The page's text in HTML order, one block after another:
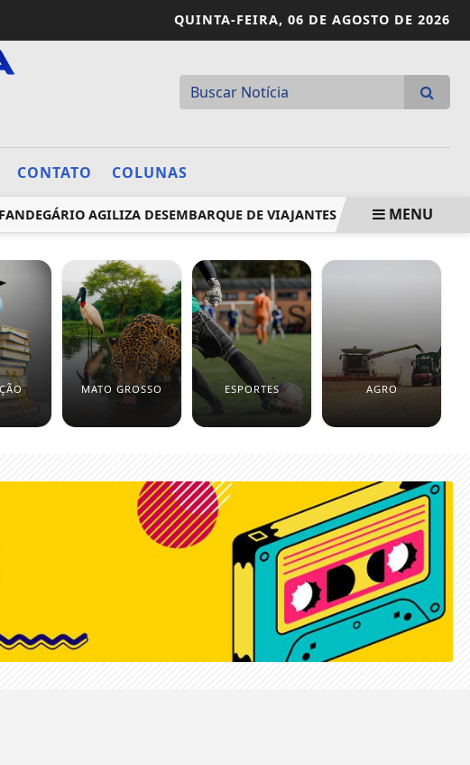
QUINTA-FEIRA, 06 DE AGOSTO DE 2026
CONTATO COLUNAS
AGILIZA DESEMBARQUE DE VIAJANTES VACINA
MENU
MATO GROSSO ESPORTES AGRO